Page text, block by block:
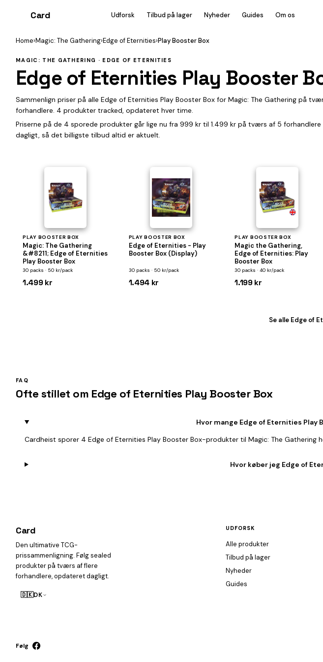
Card Udforsk Tilbud på lager Nyheder Guides Om os
Home›Magic: The Gathering›Edge of Eternities›Play Booster Box
MAGIC: THE GATHERING · EDGE OF ETERNITIES
Edge of Eternities Play Booster
Sammenlign priser på alle Edge of Eternities Play Booster Box for Magic: The Gathering på
forhandlere. 4 produkter tracked, opdateret hver time.
Priserne på de 4 sporede produkter går lige nu fra 999 kr til 1.499 kr på tværs af 5
dagligt, så det billigste tilbud altid er aktuelt.
PLAY BOOSTER BOX
Magic: The Gathering
&#8211; Edge of Eternities
Play Booster Box
30 packs · 50 kr/pack
1.499 kr
PLAY BOOSTER BOX
Edge of Eternities - Play
Booster Box (Display)
30 packs · 50 kr/pack
1.494 kr
PLAY BOOSTER BOX
Magic the Gathering,
Edge of Eternities: Play
Booster Box
30 packs · 40 kr/pack
1.199 kr
Se alle Edge of
FAQ
Ofte stillet om Edge of Eternities Play Booster Box
Hvor mange Edge of Eternities
Cardheist sporer 4 Edge of Eternities Play Booster Box-produkter til Magic: The Gathering
Hvor køber jeg Edge of
Card
Den ultimative TCG-
prissammenligning. Følg sealed
produkter på tværs af flere
forhandlere, opdateret dagligt.
🇩🇰DK
UDFORSK
Alle produkter
Tilbud på lager
Nyheder
Guides
Følg